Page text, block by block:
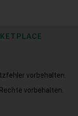
vorbehalten.
vorbehalten.